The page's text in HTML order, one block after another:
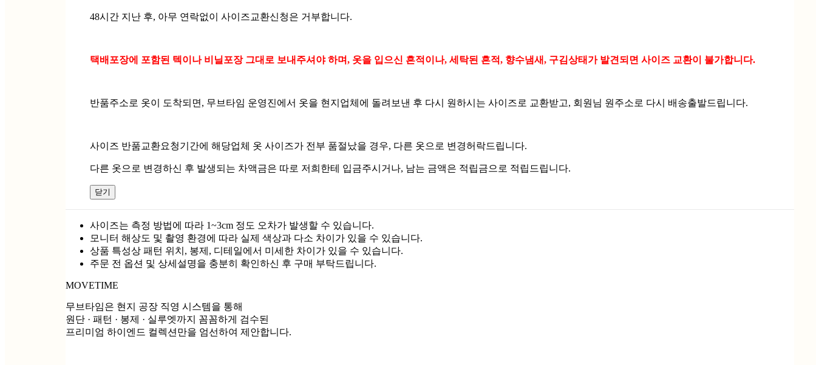
48시간 지난 후, 아무 연락없이 사이즈교환신청은 거부합니다.
택배포장에 포함된 텍이나 비닐포장 그대로 보내주셔야 하며, 옷을 입으신 흔적이나, 세탁된 흔적, 향수냄새, 구김상태가 발견되면 사이즈 교환이 불가합니다.
반품주소로 옷이 도착되면, 무브타임 운영진에서 옷을 현지업체에 돌려보낸 후 다시 원하시는 사이즈로 교환받고, 회원님 원주소로 다시 배송출발드립니다.
사이즈 반품교환요청기간에 해당업체 옷 사이즈가 전부 품절났을 경우, 다른 옷으로 변경허락드립니다.
다른 옷으로 변경하신 후 발생되는 차액금은 따로 저희한테 입금주시거나, 남는 금액은 적립금으로 적립드립니다.
닫기
사이즈는 측정 방법에 따라 1~3cm 정도 오차가 발생할 수 있습니다.
모니터 해상도 및 촬영 환경에 따라 실제 색상과 다소 차이가 있을 수 있습니다.
상품 특성상 패턴 위치, 봉제, 디테일에서 미세한 차이가 있을 수 있습니다.
주문 전 옵션 및 상세설명을 충분히 확인하신 후 구매 부탁드립니다.
MOVETIME
무브타임은 현지 공장 직영 시스템을 통해
원단 · 패턴 · 봉제 · 실루엣까지 꼼꼼하게 검수된
프리미엄 하이엔드 컬렉션만을 엄선하여 제안합니다.